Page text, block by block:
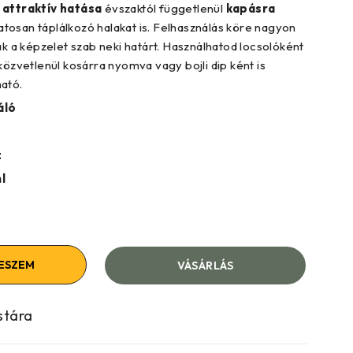
attraktív hatása évszaktól függetlenül kapásra
táplálkozó halakat is. Felhasználás köre nagyon
a képzelet szab neki határt. Használhatod locsolóként
kosárra nyomva vagy bojli dip ként is
VÁSÁRLÁS